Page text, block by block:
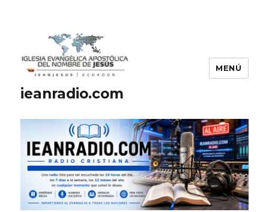
ieanradio.com
MENÚ